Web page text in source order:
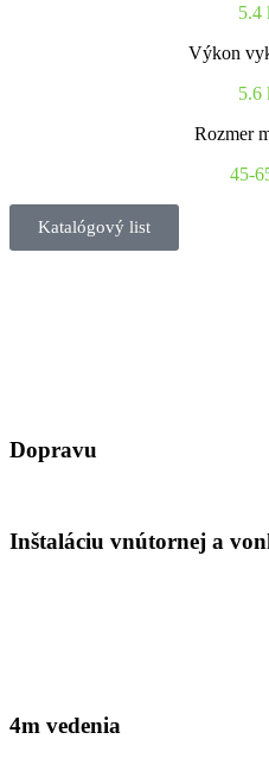
5.4
Výkon
5.6
Rozmer
45-
Katalógový list
Dopravu
Inštaláciu vnútornej a
4m vedenia